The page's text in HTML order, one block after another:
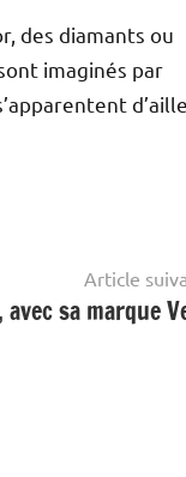
des diamants ou
imaginés par
Article
sa marque